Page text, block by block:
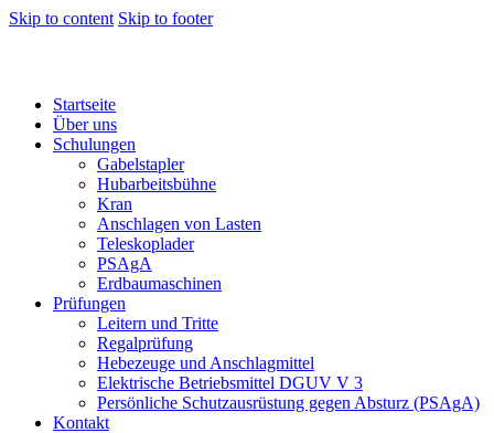
Skip to content Skip to footer
Startseite
Über uns
Schulungen
Gabelstapler
Hubarbeitsbühne
Kran
Anschlagen von Lasten
Teleskoplader
PSAgA
Erdbaumaschinen
Prüfungen
Leitern und Tritte
Regalprüfung
Hebezeuge und Anschlagmittel
Elektrische Betriebsmittel DGUV V 3
Persönliche Schutzausrüstung gegen Absturz (PSAgA)
Kontakt